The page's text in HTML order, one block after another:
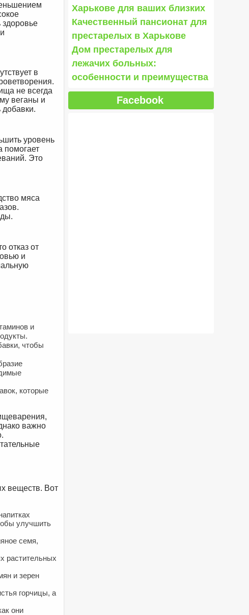
здоровье
в
не всегда
веганы и
уровень
помогает
Это
мяса
отказ от
и
и
чтобы
которые
важно
веществ. Вот
улучшить
семя,
растительных
и зерен
горчицы, а
они
Харькове для ваших близких
Качественный пансионат для
престарелых в Харькове
Дом престарелых для
лежачих больных:
особенности и преимущества
Facebook